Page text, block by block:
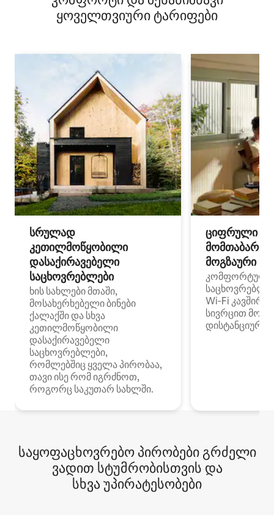
ყოველთვიური ტარიფები
სრულად
კეთილმოწყობილი
დასაქირავებელი
საცხოვრებლები
ხის სახლები მთაში,
მოსახერხებელი ბინები
ქალაქში და სხვა
კეთილმოწყობილი
დასაქირავებელი
საცხოვრებლები,
რომლებშიც ყველა პირობაა,
თავი ისე რომ იგრძნოთ,
როგორც საკუთარ სახლში.
ციფრული
მოგზაური
კომფორტული
Wi‑Fi
სივრცით
დისტანციური
საყოფაცხოვრებო პირობები გრძელი
ვადით სტუმრობისთვის და
სხვა უპირატესობები